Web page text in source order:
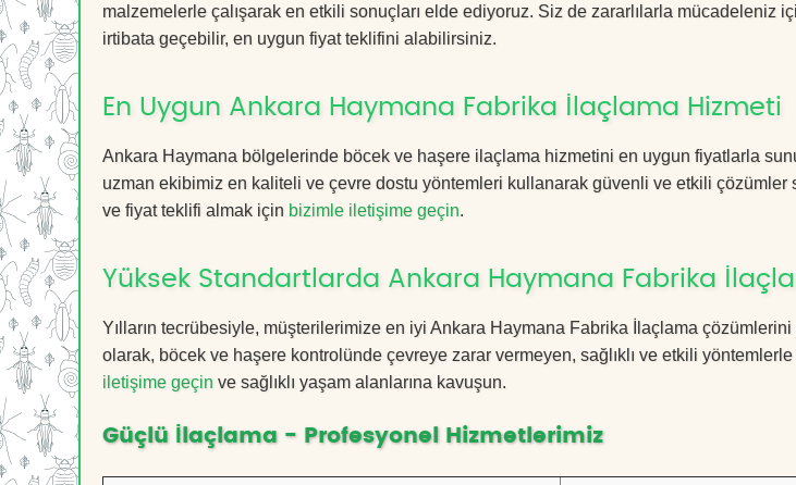
malzemelerle çalışarak en etkili sonuçları elde ediyoruz. Siz de zararlılarla mücadeleniz
irtibata geçebilir, en uygun fiyat teklifini alabilirsiniz.
En Uygun Ankara Haymana Fabrika İlaçlama Hizmeti
Ankara Haymana bölgelerinde böcek ve haşere ilaçlama hizmetini en uygun fiyatlarla
uzman ekibimiz en kaliteli ve çevre dostu yöntemleri kullanarak güvenli ve etkili çözümler
ve fiyat teklifi almak için bizimle iletişime geçin.
Yüksek Standartlarda Ankara Haymana Fabrika
Yılların tecrübesiyle, müşterilerimize en iyi Ankara Haymana Fabrika İlaçlama
olarak, böcek ve haşere kontrolünde çevreye zarar vermeyen, sağlıklı ve etkili yöntemlerle
iletişime geçin ve sağlıklı yaşam alanlarına kavuşun.
Güçlü İlaçlama - Profesyonel Hizmetlerimiz